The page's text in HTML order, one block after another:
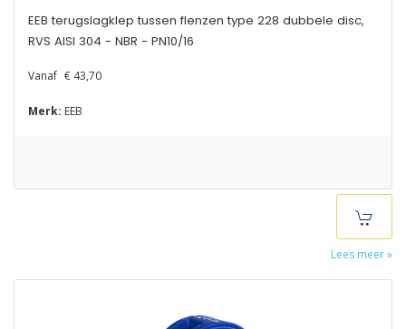
EEB terugslagklep tussen flenzen type 228 dubbele disc,
RVS AISI 304 - NBR - PN10/16
Vanaf € 43,70
Merk: EEB
Lees meer »